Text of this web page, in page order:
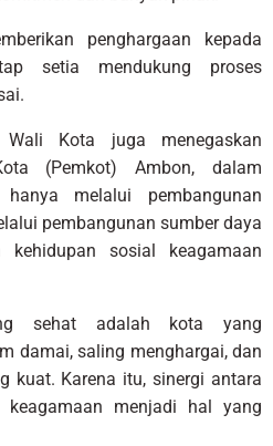
penghargaan kepada
setia mendukung proses
Kota juga menegaskan
(Pemkot) Ambon, dalam
melalui pembangunan
pembangunan sumber daya
kehidupan sosial keagamaan
sehat adalah kota yang
damai, saling menghargai, dan
kuat. Karena itu, sinergi antara
keagamaan menjadi hal yang